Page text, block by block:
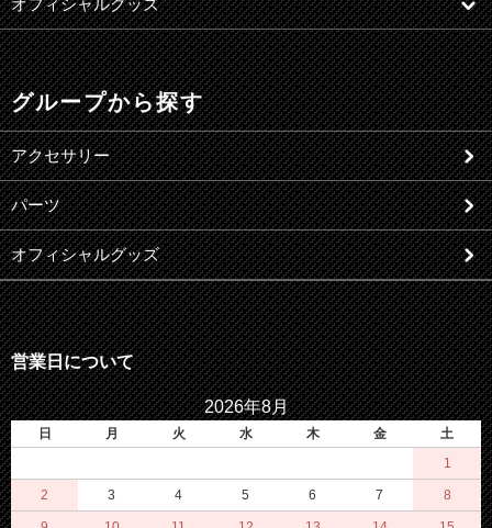
グループから探す
アクセサリー
パーツ
オフィシャルグッズ
営業日について
2026年8月
日 月 火 水 木 金
土
1
2 3 4 5 6 7 8